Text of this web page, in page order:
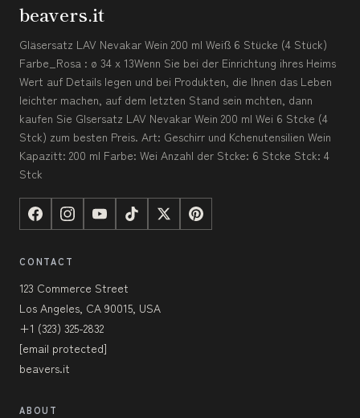
beavers.it
Gläsersatz LAV Nevakar Wein 200 ml Weiß 6 Stücke (4 Stück)
Farbe_Rosa : ø 34 x 13Wenn Sie bei der Einrichtung ihres Heims
Wert auf Details legen und bei Produkten, die Ihnen das Leben
leichter machen, auf dem letzten Stand sein mchten, dann
kaufen Sie Glsersatz LAV Nevakar Wein 200 ml Wei 6 Stcke (4
Stck) zum besten Preis. Art: Geschirr und Kchenutensilien Wein
Kapazitt: 200 ml Farbe: Wei Anzahl der Stcke: 6 Stcke Stck: 4
Stck
CONTACT
123 Commerce Street
Los Angeles, CA 90015, USA
+1 (323) 325-2832
[email protected]
beavers.it
ABOUT